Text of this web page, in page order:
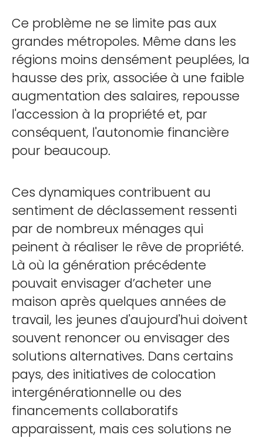
Ce problème ne se limite pas aux
grandes métropoles. Même dans les
régions moins densément peuplées, la
hausse des prix, associée à une faible
augmentation des salaires, repousse
l'accession à la propriété et, par
conséquent, l'autonomie financière
pour beaucoup.
Ces dynamiques contribuent au
sentiment de déclassement ressenti
par de nombreux ménages qui
peinent à réaliser le rêve de propriété.
Là où la génération précédente
pouvait envisager d’acheter une
maison après quelques années de
travail, les jeunes d'aujourd'hui doivent
souvent renoncer ou envisager des
solutions alternatives. Dans certains
pays, des initiatives de colocation
intergénérationnelle ou des
financements collaboratifs
apparaissent, mais ces solutions ne